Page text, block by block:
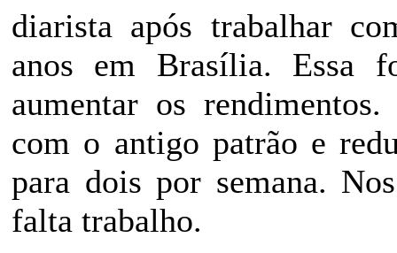
diarista após trabalhar
anos em Brasília. Essa
aumentar os
com o antigo patrão e
para dois por semana.
falta trabalho.